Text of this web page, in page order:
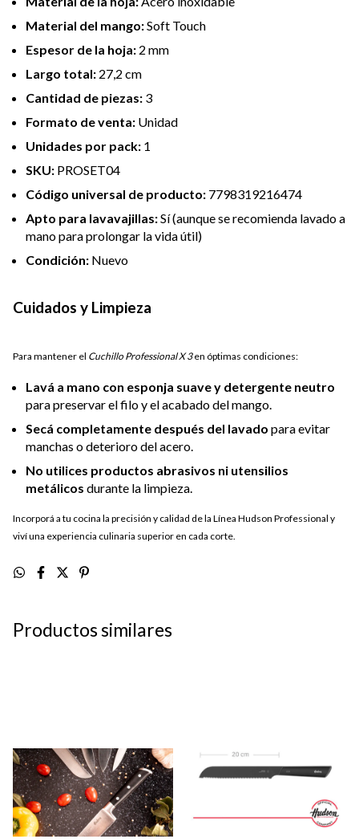
Material del mango:Soft Touch
Espesor de la hoja: 2 mm
Largo total: 27,2 cm
Cantidad de piezas: 3
Formato de venta: Unidad
Unidades por pack: 1
SKU: PROSET04
Código universal de producto: 7798319216474
Apto para lavavajillas:Sí (aunque se recomienda lavado a
mano para prolongar la vida útil)
Condición: Nuevo
Cuidados y Limpieza
Para mantener el Cuchillo Professional X 3en óptimas condiciones:
Lavá a mano con esponja suave y detergente neutro
para preservar el filo y el acabado del mango.
Secá completamente después del lavado para evitar
manchas o deterioro del acero.
No utilices productos abrasivos ni utensilios
metálicos durante la limpieza.
Incorporá a tu cocina la precisión y calidad de la Línea Hudson Professional y
viví una experiencia culinaria superior en cada corte.
Productos similares